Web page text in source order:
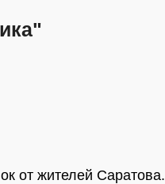
от жителей Саратова.